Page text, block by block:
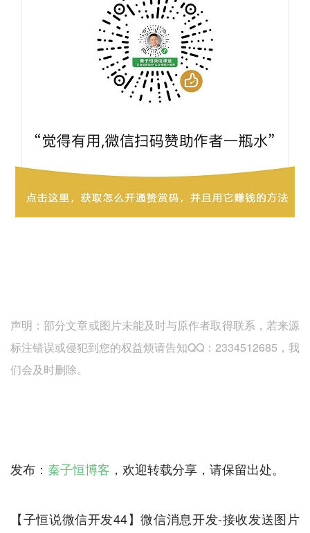
声明：部分文章或图片未能及时与原作者取得联系，若来源
标注错误或侵犯到您的权益烦请告知QQ：2334512685，我
们会及时删除。
发布： 秦子恒博客 ，欢迎转载分享，请保留出处。
【子恒说微信开发44】微信消息开发-接收发送图片